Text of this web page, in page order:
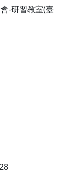
-研習教室(臺